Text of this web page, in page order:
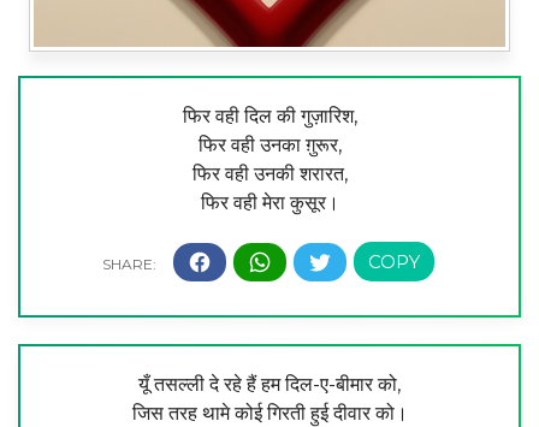
फिर वही दिल की गुज़ारिश,
फिर वही उनका ग़ुरूर,
फिर वही उनकी शरारत,
फिर वही मेरा कुसूर।
यूँ तसल्ली दे रहे हैं हम दिल-ए-बीमार को,
जिस तरह थामे कोई गिरती हुई दीवार को।